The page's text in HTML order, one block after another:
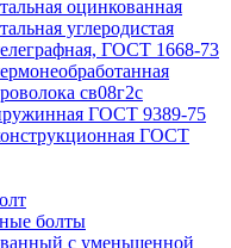
оцинкованная
углеродистая
ГОСТ 1668-73
св08г2с
ГОСТ 9389-75
ГОСТ
болты
с уменьшенной